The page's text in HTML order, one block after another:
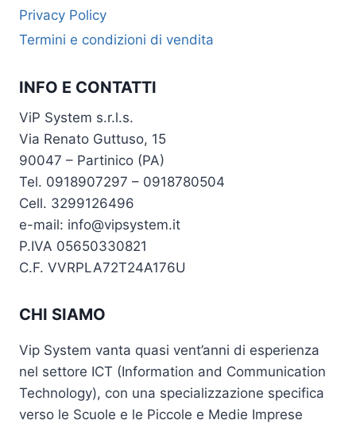
Privacy Policy
Termini e condizioni di vendita
INFO E CONTATTI
ViP System s.r.l.s.
Via Renato Guttuso, 15
90047 – Partinico (PA)
Tel. 0918907297 – 0918780504
Cell. 3299126496
e-mail: info@vipsystem.it
P.IVA 05650330821
C.F. VVRPLA72T24A176U
CHI SIAMO
Vip System vanta quasi vent’anni di esperienza
nel settore ICT (Information and Communication
Technology), con una specializzazione specifica
verso le Scuole e le Piccole e Medie Imprese